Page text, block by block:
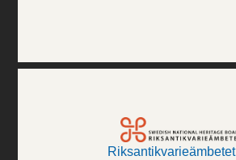
Riksantikvarieämbetet